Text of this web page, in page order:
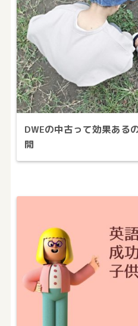
DWEの中古って効果ある
開